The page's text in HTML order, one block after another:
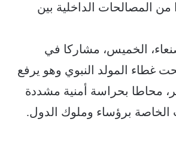
من المصالحات الداخلية بين
الخميس، مشاركا في
تحت غطاء المولد النبوي وهو يرفع
محاطا بحراسة أمنية مشددة
الخاصة برؤساء وملوك الدول.